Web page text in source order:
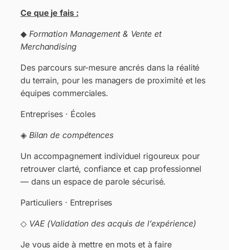
Ce que je fais :
◆ Formation Management & Vente et
Merchandising
Des parcours sur-mesure ancrés dans la réalité
du terrain, pour les managers de proximité et les
équipes commerciales.
Entreprises · Écoles
◈ Bilan de compétences
Un accompagnement individuel rigoureux pour
retrouver clarté, confiance et cap professionnel
— dans un espace de parole sécurisé.
Particuliers · Entreprises
◇ VAE (Validation des acquis de l’expérience)
Je vous aide à mettre en mots et à faire